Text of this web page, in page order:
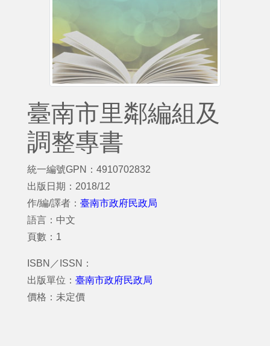
臺南市里鄰編組及
調整專書
統一編號GPN：4910702832
出版日期：2018/12
作/編/譯者： 臺南市政府民政局
語言：中文
頁數：1
ISBN／ISSN：
出版單位： 臺南市政府民政局
價格：未定價